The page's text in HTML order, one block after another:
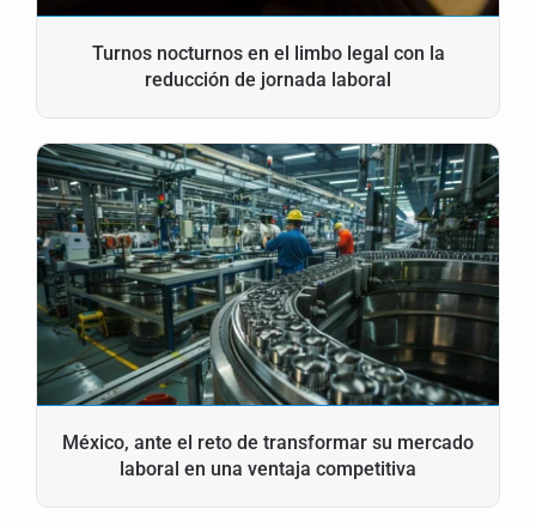
Turnos nocturnos en el limbo legal con la
reducción de jornada laboral
México, ante el reto de transformar su mercado
laboral en una ventaja competitiva